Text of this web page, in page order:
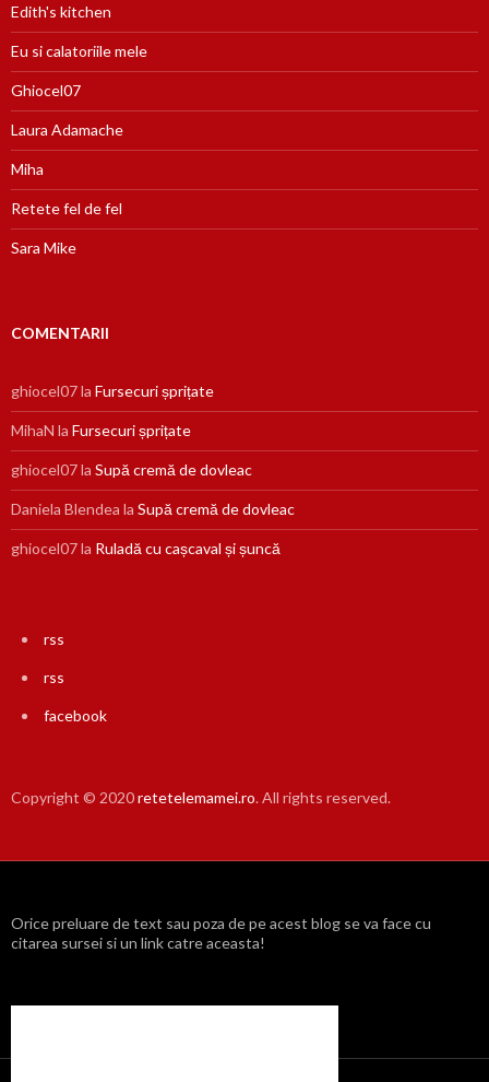
Edith's kitchen
Eu si calatoriile mele
Ghiocel07
Laura Adamache
Miha
Retete fel de fel
Sara Mike
COMENTARII
ghiocel07la Fursecuri șprițate
MihaN la Fursecuri șprițate
ghiocel07la Supă cremă de dovleac
Daniela Blendea la Supă cremă de dovleac
ghiocel07la Ruladă cu cașcaval și șuncă
rss
rss
facebook
Copyright © 2020retetelemamei.ro. All rights reserved.
Orice preluare de text sau poza de pe acest blog se va face cu
citarea sursei si un link catre aceasta!